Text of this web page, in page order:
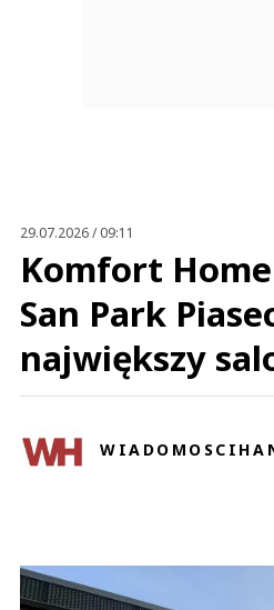
29.07.2026 / 09:11
Komfort
San Park
największy